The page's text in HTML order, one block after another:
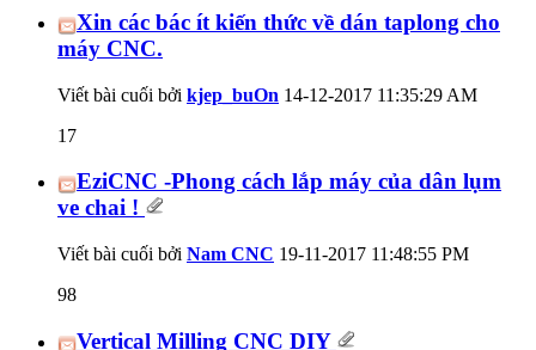
Xin các bác ít kiến thức về dán taplong cho
máy CNC.
Viết bài cuối bởi kjep_buOn 14-12-2017 11:35:29 AM
17
EziCNC -Phong cách lắp máy của dân lụm
ve chai !
Viết bài cuối bởi Nam CNC 19-11-2017 11:48:55 PM
98
Vertical Milling CNC DIY